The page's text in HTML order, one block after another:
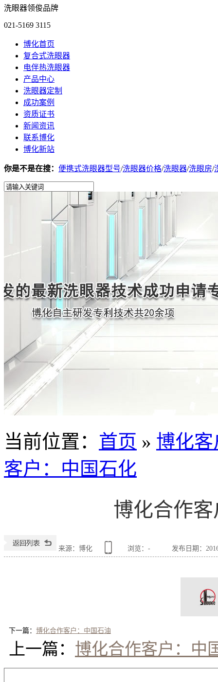
洗眼器领俊品牌
021-5169 3115
博化首页
复合式洗眼器
电伴热洗眼器
产品中心
洗眼器定制
成功案例
资质证书
新闻资讯
联系博化
博化新站
你是不是在搜： 便携式洗眼器型号/洗眼器价格/洗眼器/洗眼房/
当前位置 ： 首页 » 博化
客户：中国石化
博化合作
来源：博化 浏览： - 发布日期：
下一篇： 博化合作客户：中国石油
上一篇： 博化合作客户：中